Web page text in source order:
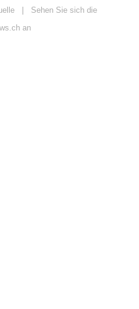
| Sehen Sie sich die
an